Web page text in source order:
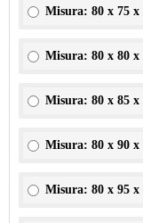
Misura: 80 x 75 x
Misura: 80 x 80 x
Misura: 80 x 85 x
Misura: 80 x 90 x
Misura: 80 x 95 x